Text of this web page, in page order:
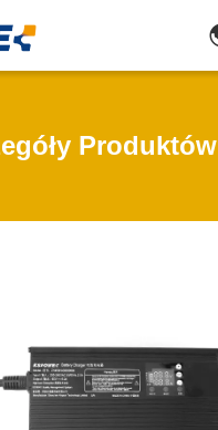
Produktów